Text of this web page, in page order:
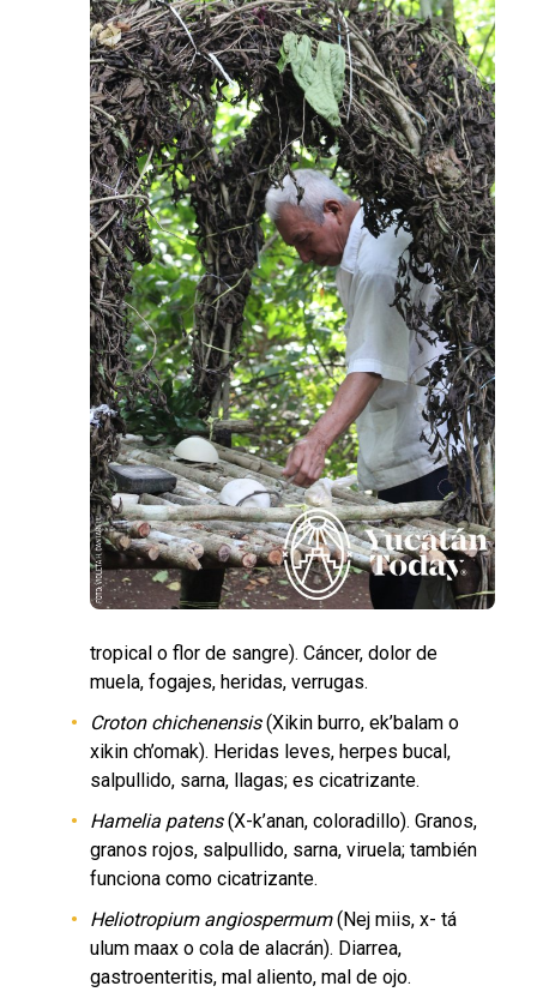
tropical o flor de sangre). Cáncer, dolor de
muela, fogajes, heridas, verrugas.
Croton chichenensis(Xikin burro, ek’balam o
xikin ch’omak). Heridas leves, herpes bucal,
salpullido, sarna, llagas; es cicatrizante.
Hamelia patens(X-k’anan, coloradillo). Granos,
granos rojos, salpullido, sarna, viruela; también
funciona como cicatrizante.
Heliotropium angiospermum(Nej miis, x- tá
ulum maax o cola de alacrán). Diarrea,
gastroenteritis, mal aliento, mal de ojo.